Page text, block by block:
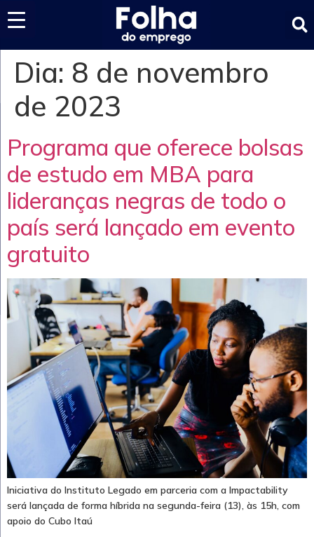
Dia: 8 de novembro
de 2023
Programa que oferece bolsas
de estudo em MBA para
lideranças negras de todo o
país será lançado em evento
gratuito
Iniciativa do Instituto Legado em parceria com a Impactability
será lançada de forma híbrida na segunda-feira (13), às 15h, com
apoio do Cubo Itaú